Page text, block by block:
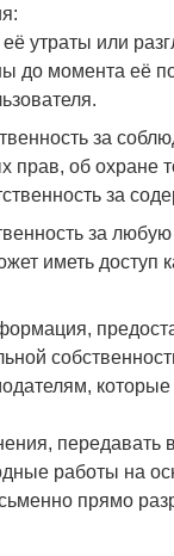
утраты или
до момента её
за
прав, об охране
за
за
иметь доступ
работы на
прямо